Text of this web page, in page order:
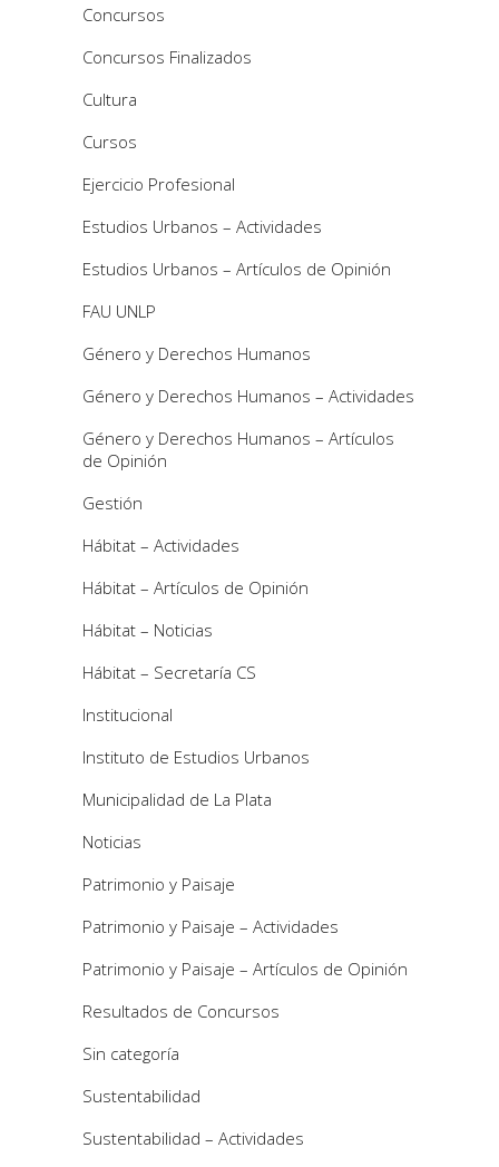
Concursos
Concursos Finalizados
Cultura
Cursos
Ejercicio Profesional
Estudios Urbanos – Actividades
Estudios Urbanos – Artículos de Opinión
FAU UNLP
Género y Derechos Humanos
Género y Derechos Humanos – Actividades
Género y Derechos Humanos – Artículos
de Opinión
Gestión
Hábitat – Actividades
Hábitat – Artículos de Opinión
Hábitat – Noticias
Hábitat – Secretaría CS
Institucional
Instituto de Estudios Urbanos
Municipalidad de La Plata
Noticias
Patrimonio y Paisaje
Patrimonio y Paisaje – Actividades
Patrimonio y Paisaje – Artículos de Opinión
Resultados de Concursos
Sin categoría
Sustentabilidad
Sustentabilidad – Actividades